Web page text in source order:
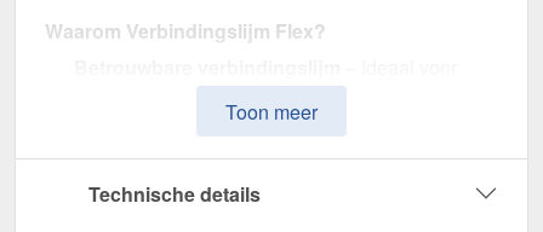
Waarom Verbindingslijm Flex?
randen, overgangen, goten en geulen.
Hittebestendig tot +200 °C– Presteert duidelijk
beter dan conventionele EPDM-lijmen.
Flexibele toepassing
– Verwerking als een kraal
Toon meer
Technische details